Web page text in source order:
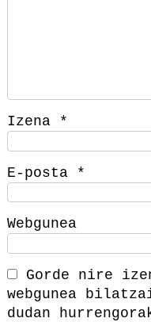
Izena *
E-posta *
Webgunea
Gorde nire
webgunea
dudan